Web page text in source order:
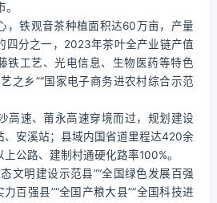
，铁观音茶种植面积达60万亩，产量
四分之一，2023年茶叶全产业链产值
铁工艺、光电信息、生物医药等特色
之乡”“国家电子商务进农村综合示范
高速、莆永高速穿境而过，规划建设
、安溪站；县域内国省道里程达420余
公路、建制村通硬化路率100%。
文明建设示范县”“全国绿色发展百强
百强县”“全国产粮大县”“全国科技进